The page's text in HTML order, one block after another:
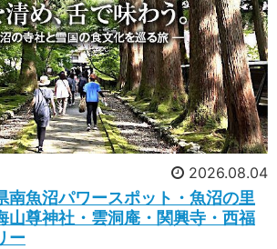
2026.08.04
南魚沼パワースポット・魚沼の里
山尊神社・雲洞庵・関興寺・西福
ー